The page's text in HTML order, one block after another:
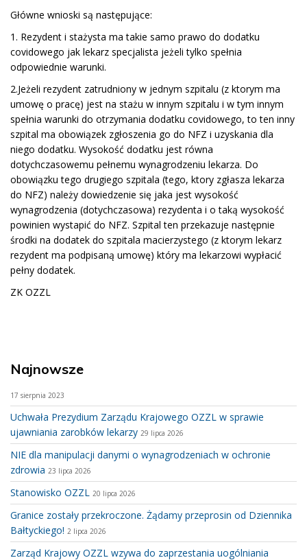
Główne wnioski są następujące:
1. Rezydent i stażysta ma takie samo prawo do dodatku
covidowego jak lekarz specjalista jeżeli tylko spełnia
odpowiednie warunki.
2.Jeżeli rezydent zatrudniony w jednym szpitalu (z ktorym ma
umowę o pracę) jest na stażu w innym szpitalu i w tym innym
spełnia warunki do otrzymania dodatku covidowego, to ten inny
szpital ma obowiązek zgłoszenia go do NFZ i uzyskania dla
niego dodatku. Wysokość dodatku jest równa
dotychczasowemu pełnemu wynagrodzeniu lekarza. Do
obowiązku tego drugiego szpitala (tego, ktory zgłasza lekarza
do NFZ) należy dowiedzenie się jaka jest wysokość
wynagrodzenia (dotychczasowa) rezydenta i o taką wysokość
powinien wystapić do NFZ. Szpital ten przekazuje następnie
środki na dodatek do szpitala macierzystego (z ktorym lekarz
rezydent ma podpisaną umowę) który ma lekarzowi wypłacić
pełny dodatek.
ZK OZZL
Najnowsze
17 sierpnia 2023
Uchwała Prezydium Zarządu Krajowego OZZL w sprawie
ujawniania zarobków lekarzy 29 lipca 2026
NIE dla manipulacji danymi o wynagrodzeniach w ochronie
zdrowia 23 lipca 2026
Stanowisko OZZL 20 lipca 2026
Granice zostały przekroczone. Żądamy przeprosin od Dziennika
Bałtyckiego! 2 lipca 2026
Zarząd Krajowy OZZL wzywa do zaprzestania uogólniania